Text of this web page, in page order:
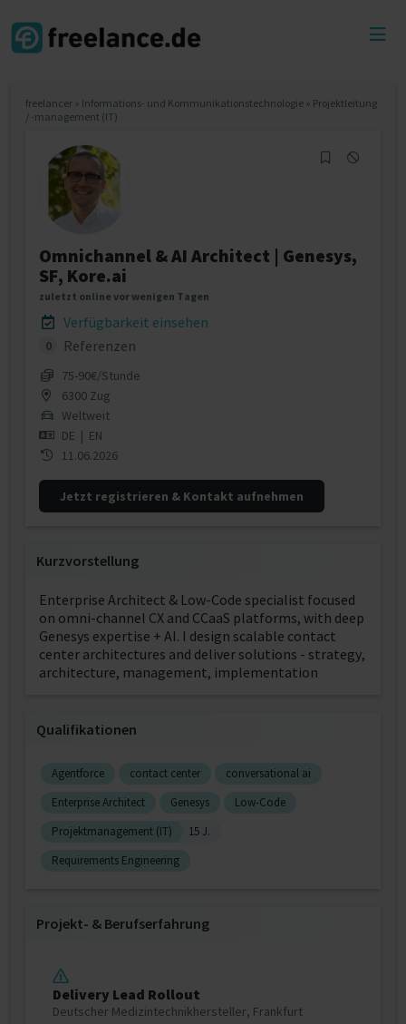
freelancer » Informations- und Kommunikationstechnologie » Projektleitung
/ -management (IT)
Omnichannel & AI Architect | Genesys,
SF, Kore.ai
zuletzt online vor wenigen Tagen
Verfügbarkeit einsehen
0 Referenzen
75‐90€/Stunde
6300 Zug
Weltweit
DE | EN
11.06.2026
Jetzt registrieren & Kontakt aufnehmen
Kurzvorstellung
Enterprise Architect & Low-Code specialist focused
on omni-channel CX and CCaaS platforms, with deep
Genesys expertise + AI. I design scalable contact
center architectures and deliver solutions - strategy,
architecture, management, implementation
Qualifikationen
Agentforce contact center
conversational ai
Enterprise Architect
Genesys
Low-Code
Projektmanagement (IT)
15 J.
Requirements Engineering
Projekt‐ & Berufserfahrung
Delivery Lead Rollout
Deutscher Medizintechnikhersteller, Frankfurt